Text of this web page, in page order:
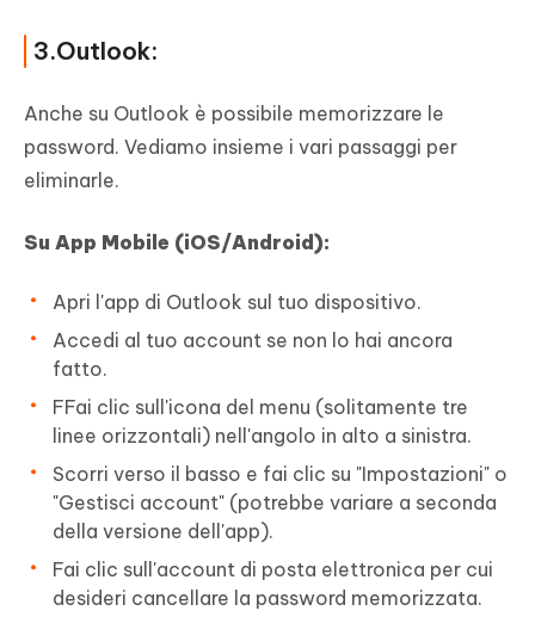
3.Outlook:
Anche su Outlook è possibile memorizzare le
password. Vediamo insieme i vari passaggi per
eliminarle.
Su App Mobile (iOS/Android):
Apri l'app di Outlook sul tuo dispositivo.
Accedi al tuo account se non lo hai ancora
fatto.
FFai clic sull'icona del menu (solitamente tre
linee orizzontali) nell'angolo in alto a sinistra.
Scorri verso il basso e fai clic su "Impostazioni" o
"Gestisci account" (potrebbe variare a seconda
della versione dell'app).
Fai clic sull'account di posta elettronica per cui
desideri cancellare la password memorizzata.